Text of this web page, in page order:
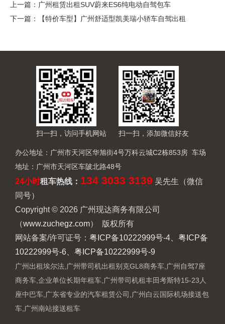
上一篇： 广州租赁出租SUV蔚来ES6纯电动自驾包车
下一篇：
【特价车型】广州舒适型凯美瑞小轿车自驾出租
扫一扫，访问手机网站 扫一扫，添加微信好友
办公地址：广州市天河区华旭街4号万科云城C2栋853房 车场
地址：广州市天河区车陂北路48号
24小时租车热线 ： 134 3033 3139 吴先生（微信
同号）
Copyright © 2026 广州现达商务有限公司
（www.zuchegz.com） 版权所有
网站备案/许可证号： 粤ICP备10222999号-4、粤ICP备
10222999号-6、粤ICP备10222999号-9
广州出租埃尔法,广州带司机出租别克GL8商务车,广州自驾7座
商务车,企业单位长期年租车,广州带司机租丰田考斯特15-23人
座中巴车,广东省专业的汽车租赁公司 ,广州白云国际机场接送包
车,广州南站接送租车